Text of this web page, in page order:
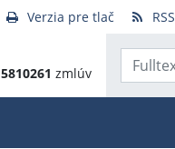
Verzia pre tlač RSS
5810261 zmlúv